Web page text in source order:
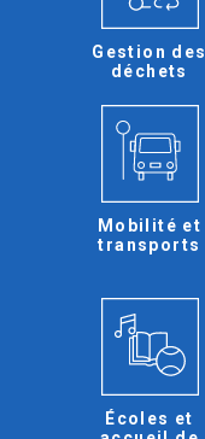
Gestion des
déchets
Mobilité et
transports
Écoles et